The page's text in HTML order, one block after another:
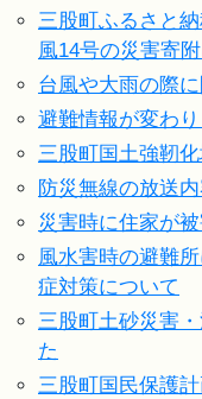
三股町ふるさと
風14号の災害寄
台風や大雨の際
避難情報が変わ
三股町国土強靭
防災無線の放送
災害時に住家が
風水害時の避難
症対策について
三股町土砂災害
た
三股町国民保護